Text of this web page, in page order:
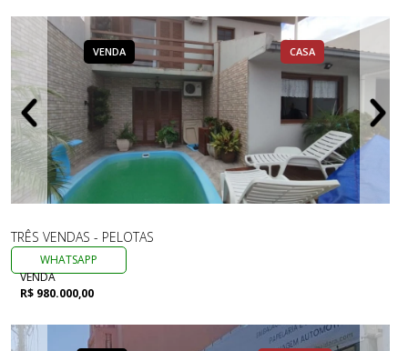
VENDA CASA
TRÊS VENDAS - PELOTAS
WHATSAPP
VENDA
R$ 980.000,00